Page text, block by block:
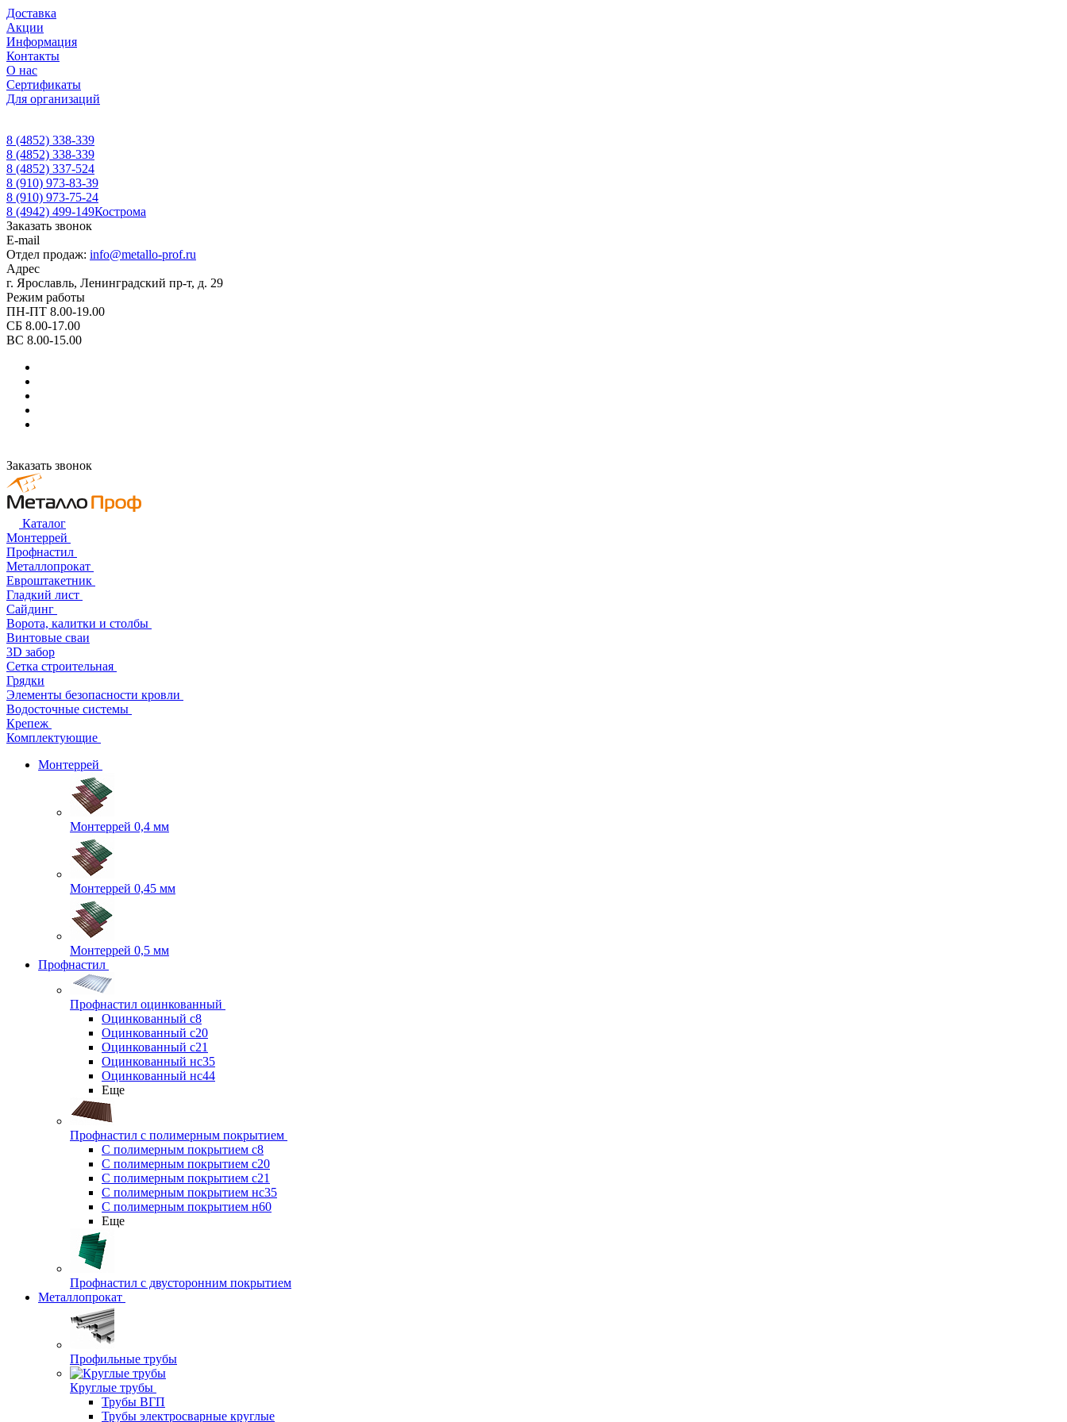
Доставка
Акции
Информация
Контакты
О нас
Сертификаты
Для организаций
8 (4852) 338-339
8 (4852) 338-339
8 (4852) 337-524
8 (910) 973-83-39
8 (910) 973-75-24
8 (4942) 499-149Кострома
Заказать звонок
E-mail
Отдел продаж: info@metallo-prof.ru
Адрес
г. Ярославль, Ленинградский пр-т, д. 29
Режим работы
ПН-ПТ 8.00-19.00
СБ 8.00-17.00
ВС 8.00-15.00
Заказать звонок
Каталог
Монтеррей
Профнастил
Металлопрокат
Евроштакетник
Гладкий лист
Сайдинг
Ворота, калитки и столбы
Винтовые сваи
3D забор
Сетка строительная
Грядки
Элементы безопасности кровли
Водосточные системы
Крепеж
Комплектующие
Монтеррей
Монтеррей 0,4 мм
Монтеррей 0,45 мм
Монтеррей 0,5 мм
Профнастил
Профнастил оцинкованный
Оцинкованный с8
Оцинкованный с20
Оцинкованный с21
Оцинкованный нс35
Оцинкованный нс44
Еще
Профнастил с полимерным покрытием
С полимерным покрытием с8
С полимерным покрытием с20
С полимерным покрытием с21
С полимерным покрытием нс35
С полимерным покрытием н60
Еще
Профнастил с двусторонним покрытием
Металлопрокат
Профильные трубы
Круглые трубы
Трубы ВГП
Трубы электросварные круглые